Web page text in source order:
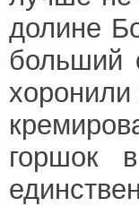
долине
больший
горшок